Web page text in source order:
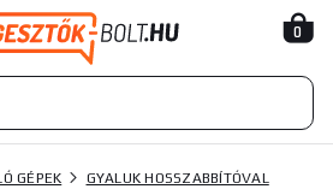
0
GÉPEK
GYALUK HOSSZABBÍTÓVAL